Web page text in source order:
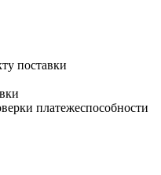
поставки
платежеспособности